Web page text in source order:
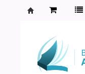
Agamenon
Magalhães